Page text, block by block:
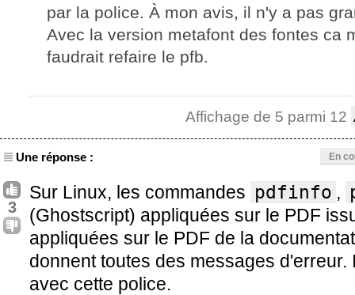
par la police. À mon avis, il n'y a pas
Avec la version metafont des fontes ca
faudrait refaire le pfb.
Affichage de 5 parmi 12
Une réponse : En
3
Sur Linux, les commandes pdfinfo ,
(Ghostscript) appliquées sur le PDF
appliquées sur le PDF de la
donnent toutes des messages d'erreur.
avec cette police.